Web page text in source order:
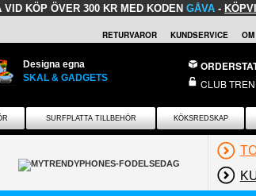
VID KÖP ÖVER 300 KR MED KODEN GÅVA -
RETURVAROR KUNDSERVICE
Designa egna
SKAL & GADGETS
CLUB
SURFPLATTA TILLBEHÖR KÖKSREDSKAP